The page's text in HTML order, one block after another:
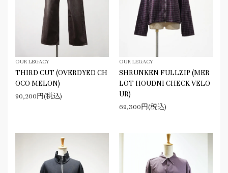
OUR LEGACY
THIRD CUT (OVERDYED CH
OCO MELON)
90,200円(税込)
OUR LEGACY
SHRUNKEN FULLZIP (MER
LOT HOUDNI CHECK VELO
UR)
69,300円(税込)